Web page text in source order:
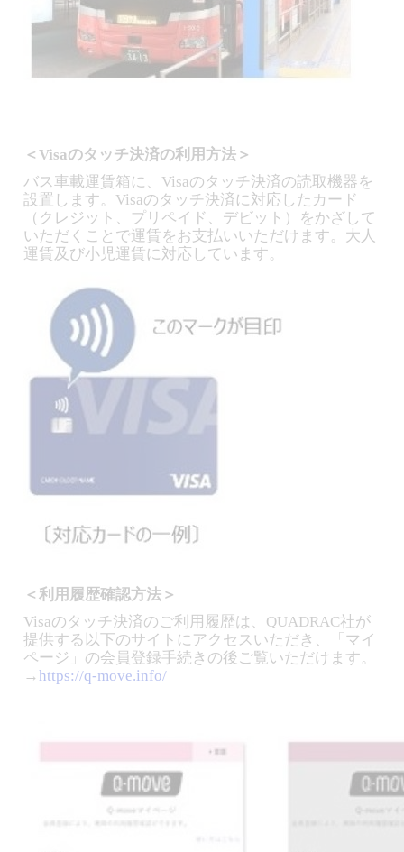
＜Visaのタッチ決済の利用方法＞
バス車載運賃箱に、Visaのタッチ決済の読取機器を
設置します。Visaのタッチ決済に対応したカード
（クレジット、プリペイド、デビット）をかざして
いただくことで運賃をお支払いいただけます。大人
運賃及び小児運賃に対応しています。
＜利用履歴確認方法＞
Visaのタッチ決済のご利用履歴は、QUADRAC社が
提供する以下のサイトにアクセスいただき、「マイ
ページ」の会員登録手続きの後ご覧いただけます。
→https://q-move.info/